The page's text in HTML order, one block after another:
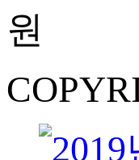
원